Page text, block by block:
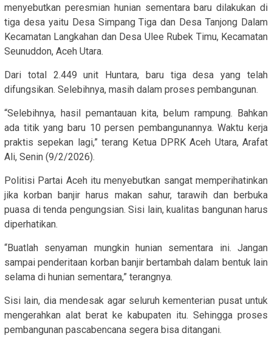
menyebutkan peresmian hunian sementara baru dilakukan di
tiga desa yaitu Desa Simpang Tiga dan Desa Tanjong Dalam
Kecamatan Langkahan dan Desa Ulee Rubek Timu, Kecamatan
Seunuddon, Aceh Utara.
Dari total 2.449 unit Huntara, baru tiga desa yang telah
difungsikan. Selebihnya, masih dalam proses pembangunan.
“Selebihnya, hasil pemantauan kita, belum rampung. Bahkan
ada titik yang baru 10 persen pembangunannya. Waktu kerja
praktis sepekan lagi,” terang Ketua DPRK Aceh Utara, Arafat
Ali, Senin (9/2/2026).
Politisi Partai Aceh itu menyebutkan sangat memperihatinkan
jika korban banjir harus makan sahur, tarawih dan berbuka
puasa di tenda pengungsian. Sisi lain, kualitas bangunan harus
diperhatikan.
“Buatlah senyaman mungkin hunian sementara ini. Jangan
sampai penderitaan korban banjir bertambah dalam bentuk lain
selama di hunian sementara,” terangnya.
Sisi lain, dia mendesak agar seluruh kementerian pusat untuk
mengerahkan alat berat ke kabupaten itu. Sehingga proses
pembangunan pascabencana segera bisa ditangani.